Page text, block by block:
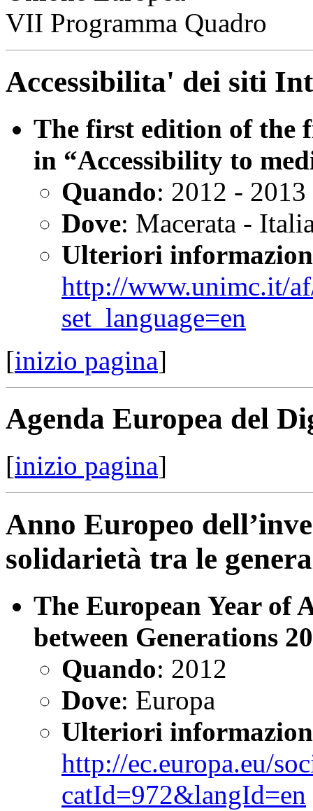
VII Programma Quadro
Accessibilita' dei siti
The first edition of the
in “Accessibility to
Quando: 2012 - 2013
Dove: Macerata -
Ulteriori
http://www.unimc.it/
set_language=en
[inizio pagina]
Agenda Europea del
[inizio pagina]
Anno Europeo
solidarietà tra le
The European Year of
between Generations
Quando: 2012
Dove: Europa
Ulteriori
http://ec.europa.eu/
catId=972&langId=en